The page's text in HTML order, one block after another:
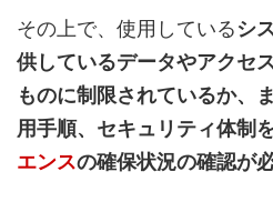
その上で、使用している シ
供しているデータやアクセ
ものに制限されているか、
用手順、セキュリティ体制
エンスの確保状況の確認が